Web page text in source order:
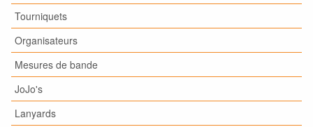
Tourniquets
Organisateurs
Mesures de bande
JoJo's
Lanyards